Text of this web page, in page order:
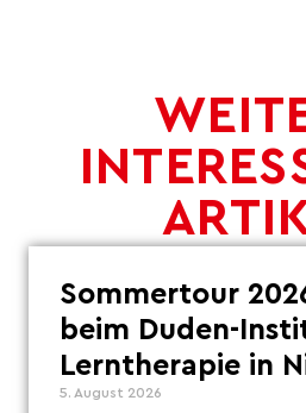
Sommertour
beim Duden-
Lerntherapie in
5. August 2026